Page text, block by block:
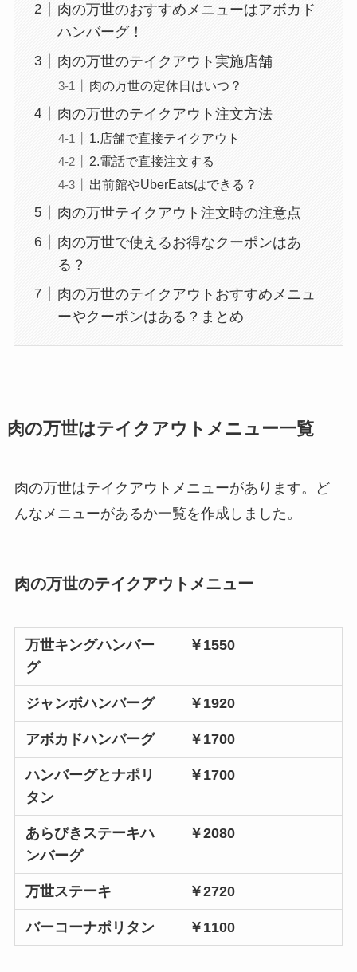
肉の万世のおすすめメニューはアボカド
ハンバーグ！
肉の万世のテイクアウト実施店舗
肉の万世の定休日はいつ？
肉の万世のテイクアウト注文方法
1.店舗で直接テイクアウト
2.電話で直接注文する
出前館やUberEatsはできる？
肉の万世テイクアウト注文時の注意点
肉の万世で使えるお得なクーポンはあ
る？
肉の万世のテイクアウトおすすめメニュ
ーやクーポンはある？まとめ
肉の万世はテイクアウトメニュー一覧
肉の万世はテイクアウトメニューがあ ります。
ど
んなメニューがあるか一覧を作成しました。
肉の万世のテイクアウトメニュー
万世キングハンバー
グ
￥1550
ジャンボハンバーグ ￥1920
アボカドハンバーグ ￥1700
ハンバーグとナポリ
タン
￥1700
あらびきステーキハ
ンバーグ
￥2080
万世ステーキ ￥2720
バーコーナポリタン ￥1100